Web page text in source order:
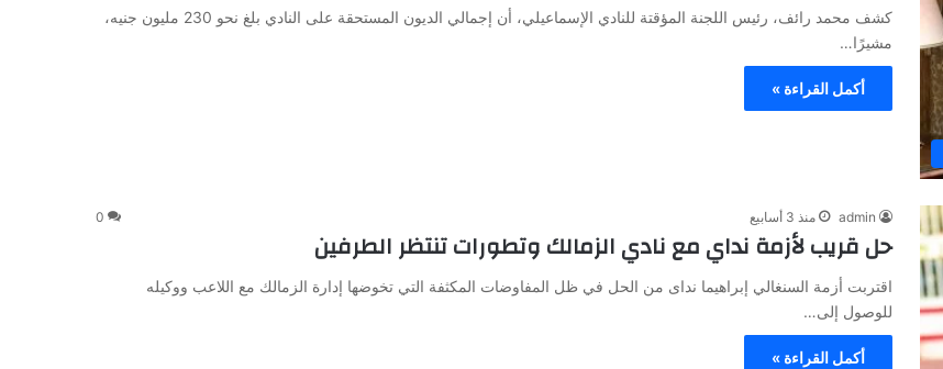
كشف محمد رائف، رئيس اللجنة المؤقتة للنادي الإسماعيلي، أن إجمالي الديون المستحقة على النادي بلغ نحو 230 مليون جنيه،
مشيرًا…
أكمل القراءة »
admin منذ 3 أسابيع 0
حل قريب لأزمة نداي مع نادي الزمالك وتطورات تنتظر الطرفين
اقتربت أزمة السنغالي إبراهيما نداى من الحل في ظل المفاوضات المكثفة التي تخوضها إدارة الزمالك مع اللاعب ووكيله
للوصول إلى…
أكمل القراءة »